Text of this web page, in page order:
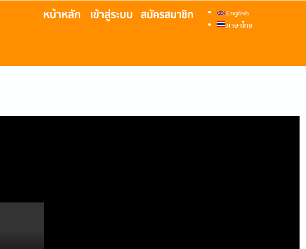
English
ภาษาไทย